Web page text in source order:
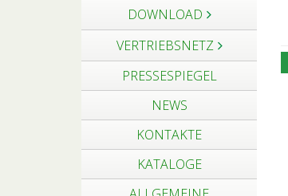
DOWNLOAD
VERTRIEBSNETZ
PRESSESPIEGEL
NEWS
KONTAKTE
KATALOGE